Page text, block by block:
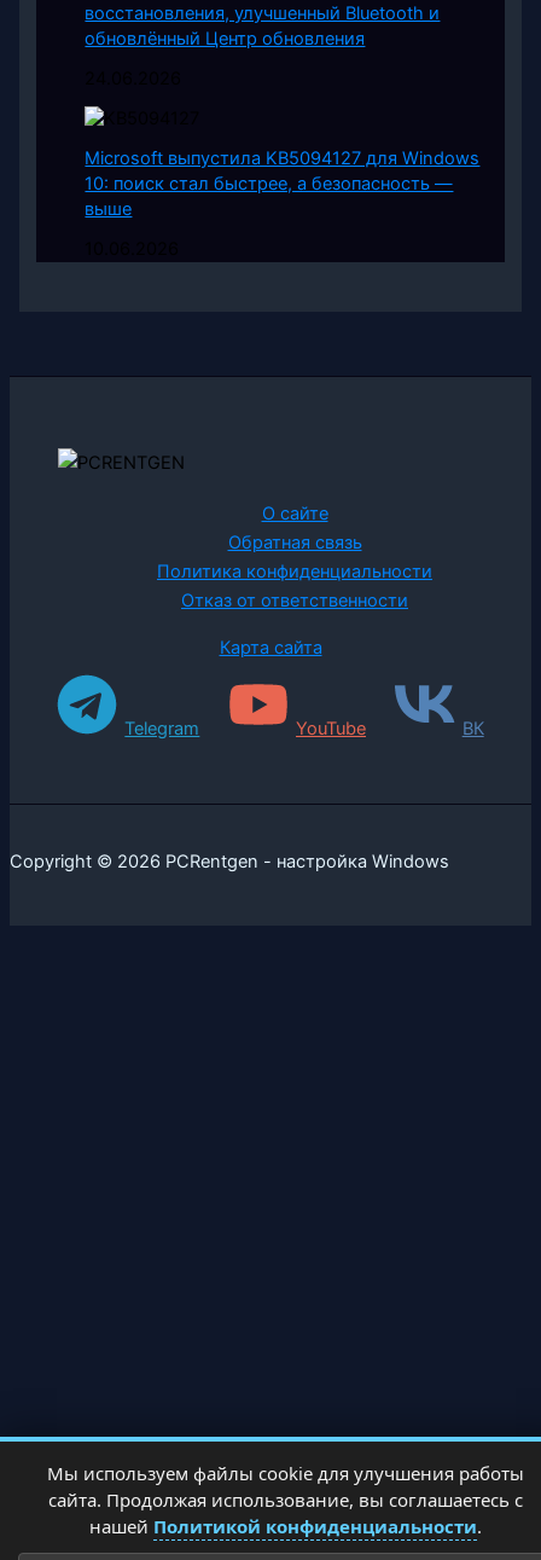
восстановления, улучшенный Bluetooth и
обновлённый Центр обновления
Microsoft выпустила KB5094127 для Windows
10: поиск стал быстрее, а безопасность —
выше
О сайте
Обратная связь
Политика конфиденциальности
Отказ от ответственности
Карта сайта
Telegram YouTube ВК
Copyright © 2026 PCRentgen - настройка Windows
Мы используем файлы cookie для улучшения работы
сайта. Продолжая использование, вы соглашаетесь с
нашей Политикой конфиденциальности.